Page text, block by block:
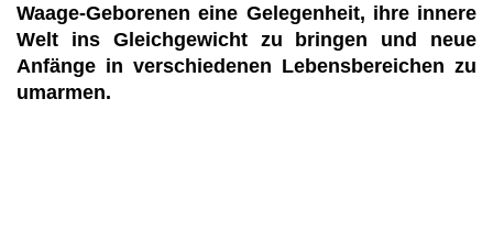
Waage-Geborenen eine Gelegenheit, ihre innere
Welt ins Gleichgewicht zu bringen und neue
Anfänge in verschiedenen Lebensbereichen zu
umarmen.